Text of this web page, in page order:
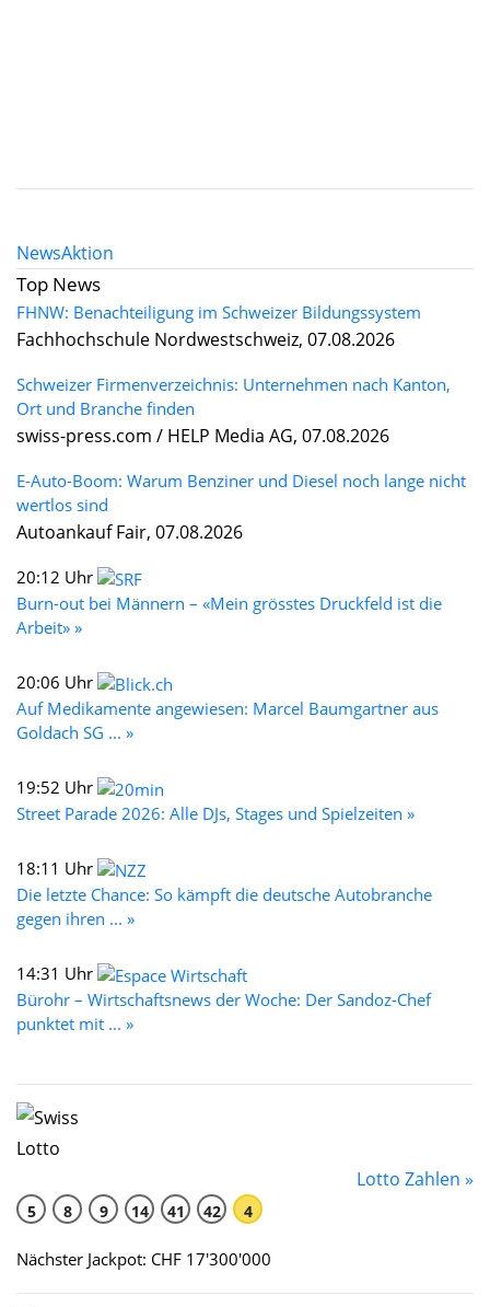
NewsAktion
Top News
FHNW: Benachteiligung im Schweizer Bildungssystem
Fachhochschule Nordwestschweiz, 07.08.2026
Schweizer Firmenverzeichnis: Unternehmen nach Kanton,
Ort und Branche finden
swiss-press.com / HELP Media AG, 07.08.2026
E-Auto-Boom: Warum Benziner und Diesel noch lange nicht
wertlos sind
Autoankauf Fair, 07.08.2026
20:12 Uhr
Burn-out bei Männern – «Mein grösstes Druckfeld ist die
Arbeit» »
20:06 Uhr
Auf Medikamente angewiesen: Marcel Baumgartner aus
Goldach SG ... »
19:52 Uhr
Street Parade 2026: Alle DJs, Stages und Spielzeiten »
18:11 Uhr
Die letzte Chance: So kämpft die deutsche Autobranche
gegen ihren ... »
14:31 Uhr
Bürohr – Wirtschaftsnews der Woche: Der Sandoz-Chef
punktet mit ... »
Lotto Zahlen »
5 8 9 14 41 42 4
Nächster Jackpot: CHF 17'300'000